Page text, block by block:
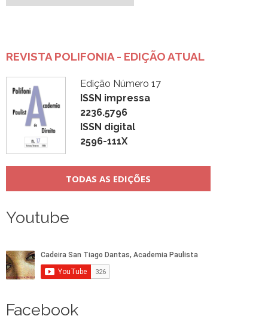
Post
REVISTA POLIFONIA - EDIÇÃO ATUAL
Edição Número 17
ISSN impressa
2236.5796
ISSN digital
2596-111X
TODAS AS EDIÇÕES
Youtube
Facebook